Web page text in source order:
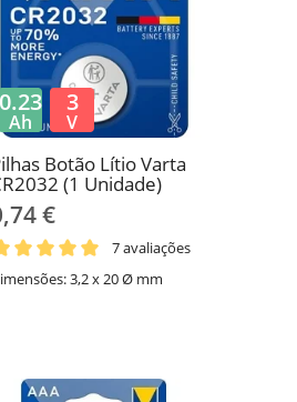
Botão Lítio Varta
(1 Unidade)
€
7 avaliações
3,2 x 20 Ø mm
0.23
Ah
3
V